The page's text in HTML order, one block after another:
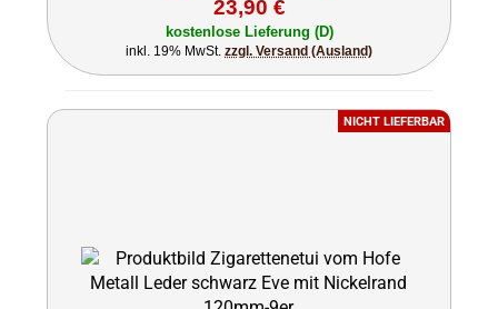
23,90 €
kostenlose Lieferung (D)
inkl. 19% MwSt. zzgl. Versand (Ausland)
NICHT LIEFERBAR